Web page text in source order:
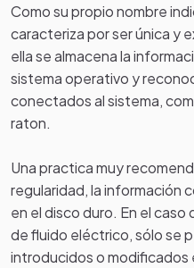
Como su propio nombre
caracteriza por ser única y
ella se almacena la
sistema operativo y
conectados al sistema,
raton.
Una practica muy
regularidad, la información
en el disco duro. En el
de fluido eléctrico, sólo se
introducidos o modificados